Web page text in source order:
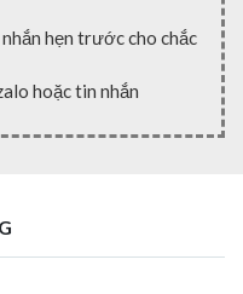
hẹn trước cho chắc
hoặc tin nhắn